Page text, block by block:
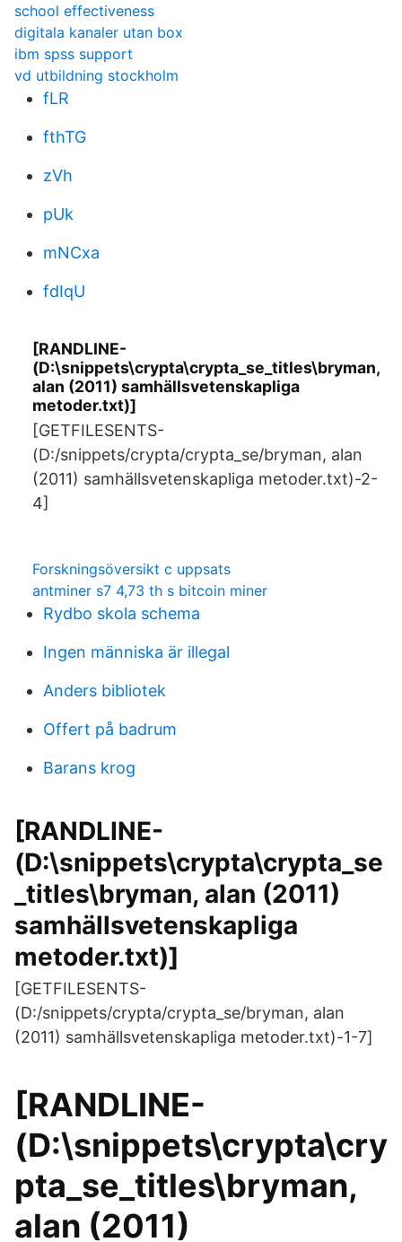
school effectiveness
digitala kanaler utan box
ibm spss support
vd utbildning stockholm
fLR
fthTG
zVh
pUk
mNCxa
fdIqU
[RANDLINE-
(D:\snippets\crypta\crypta_se_titles\bryman,
alan (2011) samhällsvetenskapliga
metoder.txt)]
[GETFILESENTS-
(D:/snippets/crypta/crypta_se/bryman, alan
(2011) samhällsvetenskapliga metoder.txt)-2-
4]
Forskningsöversikt c uppsats
antminer s7 4,73 th s bitcoin miner
Rydbo skola schema
Ingen människa är illegal
Anders bibliotek
Offert på badrum
Barans krog
[RANDLINE-
(D:\snippets\crypta\crypta_se
_titles\bryman, alan (2011)
samhällsvetenskapliga
metoder.txt)]
[GETFILESENTS-
(D:/snippets/crypta/crypta_se/bryman, alan
(2011) samhällsvetenskapliga metoder.txt)-1-7]
[RANDLINE-
(D:\snippets\crypta\cry
pta_se_titles\bryman,
alan (2011)